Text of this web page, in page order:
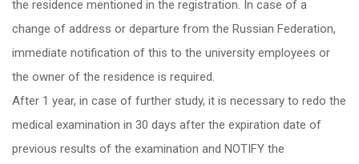
the residence mentioned in the registration. In case of a
change of address or departure from the Russian Federation,
immediate notification of this to the university employees or
the owner of the residence is required.
After 1 year, in case of further study, it is necessary to redo the
medical examination in 30 days after the expiration date of
previous results of the examination and NOTIFY the